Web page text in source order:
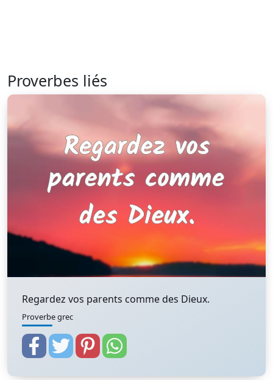
Proverbes liés
Regardez vos parents comme des Dieux.
Proverbe grec